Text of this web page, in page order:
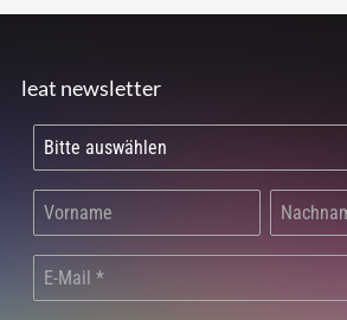
leat newsletter